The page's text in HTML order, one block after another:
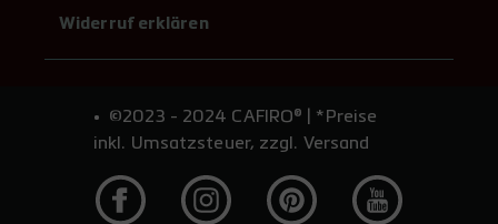
Widerruf erklären
©2023 - 2024 CAFIRO® | *Preise
inkl. Umsatzsteuer, zzgl. Versand